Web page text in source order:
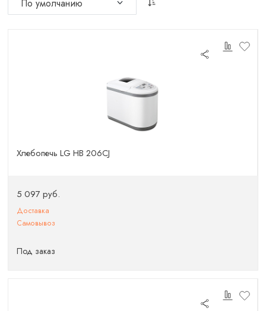
Хлебопечь LG HB 206CJ
5 097 руб.
Доставка
Самовывоз
Под заказ